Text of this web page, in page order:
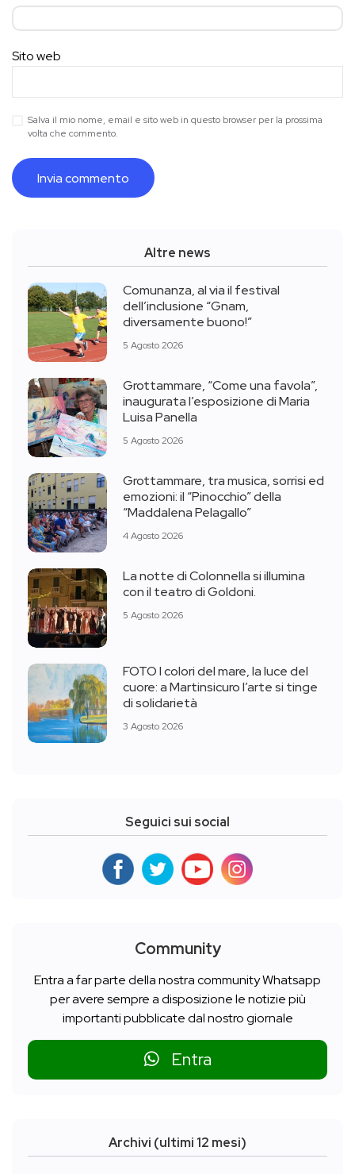
Sito web
Salva il mio nome, email e sito web in questo browser per la prossima
volta che commento.
Altre news
Comunanza, al via il festival
dell’inclusione “Gnam,
diversamente buono!”
5 Agosto 2026
Grottammare, “Come una favola”,
inaugurata l’esposizione di Maria
Luisa Panella
5 Agosto 2026
Grottammare, tra musica, sorrisi ed
emozioni: il “Pinocchio” della
“Maddalena Pelagallo”
4 Agosto 2026
La notte di Colonnella si illumina
con il teatro di Goldoni.
5 Agosto 2026
FOTO I colori del mare, la luce del
cuore: a Martinsicuro l’arte si tinge
di solidarietà
3 Agosto 2026
Seguici sui social
Community
Entra a far parte della nostra community Whatsapp
per avere sempre a disposizione le notizie più
importanti pubblicate dal nostro giornale
Entra
Archivi (ultimi 12 mesi)